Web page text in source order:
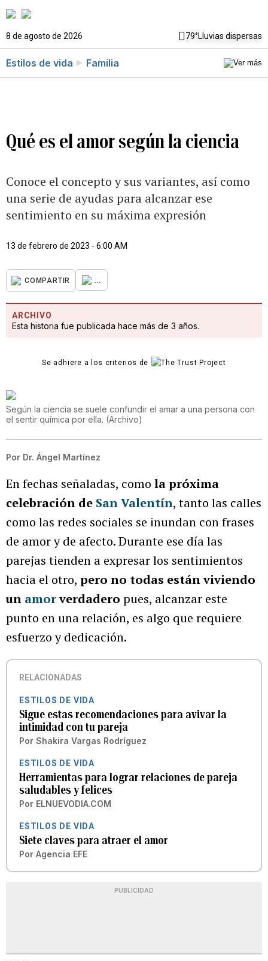
8 de agosto de 2026 79°Lluvias dispersas
Estilos de vida Familia
Qué es el amor según la ciencia
Conoce el concepto y sus variantes, así como
una serie de ayudas para alcanzar ese
sentimiento en su máxima expresión
13 de febrero de 2023 - 6:00 AM
COMPARTIR ...
ARCHIVO
Esta historia fue publicada hace más de 3 años.
Se adhiere a los criterios de
Según la ciencia se suele confundir el amar a una persona con
el sentir química por ella. (Archivo)
Por Dr. Ángel Martínez
En fechas señaladas, como la próxima
celebración de San Valentín, tanto las calles
como las redes sociales se inundan con frases
de amor y de afecto. Durante ese día las
parejas tienden a expresar los sentimientos
hacia el otro, pero no todas están viviendo
un amorverdadero pues, alcanzar este
punto en una relación, es algo que requiere
esfuerzo y dedicación.
RELACIONADAS
ESTILOS DE VIDA
Sigue estas recomendaciones para avivar la
intimidad con tu pareja
Por Shakira Vargas Rodríguez
ESTILOS DE VIDA
Herramientas para lograr relaciones de pareja
saludables y felices
Por ELNUEVODIA.COM
ESTILOS DE VIDA
Siete claves para atraer el amor
Por Agencia EFE
PUBLICIDAD